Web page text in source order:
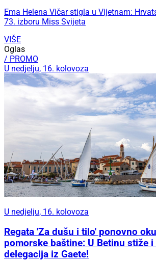
Ema Helena Vičar stigla u Vijetnam:
73. izboru Miss Svijeta
VIŠE
Oglas
/ PROMO
U nedjelju, 16. kolovoza
U nedjelju, 16. kolovoza
Regata 'Za dušu i tilo' ponovno
pomorske baštine: U Betinu stiže
delegacija iz Gaete!